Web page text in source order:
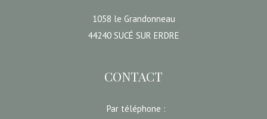
1058 le Grandonneau
44240 SUCÉ SUR ERDRE
CONTACT
Par téléphone :